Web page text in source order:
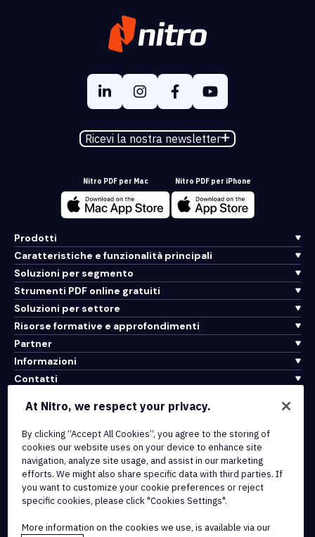
Ricevi la nostra newsletter
Nitro PDF per Mac Nitro PDF per iPhone
Prodotti
Caratteristiche e funzionalità principali
Soluzioni per segmento
Strumenti PDF online gratuiti
Soluzioni per settore
Risorse formative e approfondimenti
Partner
Informazioni
Contatti
Integrazioni e connettività API
Termini di servizio
Politica sui cookie
Politica sul copyright
Tutti i termini e le politiche
© 2026 Nitro Software, Inc. Tutti i diritti riservati.
At Nitro, we respect your privacy.
By clicking “Accept All Cookies”, you agree to the storing of
cookies our website uses on your device to enhance site
navigation, analyze site usage, and assist in our marketing
efforts. We might also share specific data with third parties. If
you want to customize your cookie preferences or reject
specific cookies, please click "Cookies Settings".
More information on the cookies we use, is available via our